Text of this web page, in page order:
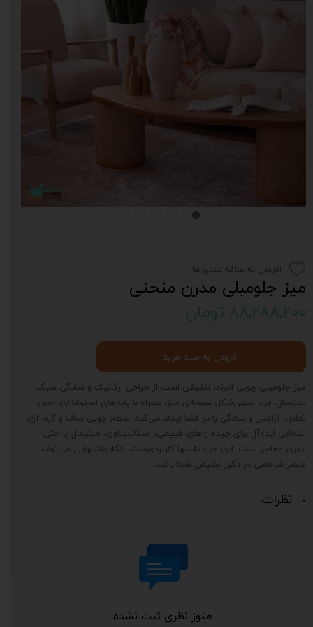
میز جلومبلی مدرن منحنی
۸۸,۲۸۸,۲۰۰ تومان
میز جلومبلی چوبی افرند، تلفیقی است از طراحی ارگانیک و سادگی سبک
مینیمال. فرم بیضی‌شکل صفحه‌ی میز، همراه با پایه‌های استوانه‌ای، حس
تعادل، آرامش و سادگی را در فضا ایجاد می‌کند. سطح چوبی صاف و گرم آن،
انتخابی ایده‌آل برای چیدمان‌های طبیعی، اسکاندیناوی، مینیمال یا حتی
مدرن معاصر است. این میز، نه‌تنها کاربردی‌ست، بلکه به‌تنهایی می‌تواند
عنصر شاخصی در دکور نشیمن شما باشد.
افزودن به سبد خرید
افزودن به علاقه مندی ها
نظرات
هنوز نظری ثبت نشده